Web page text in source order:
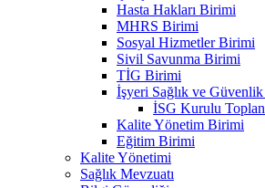
Hasta Hakları Birimi
MHRS Birimi
Sosyal Hizmetler Birimi
Sivil Savunma Birimi
TİG Birimi
İşyeri Sağlık ve
İSG Kurulu
Kalite Yönetim Birimi
Eğitim Birimi
Kalite Yönetimi
Sağlık Mevzuatı